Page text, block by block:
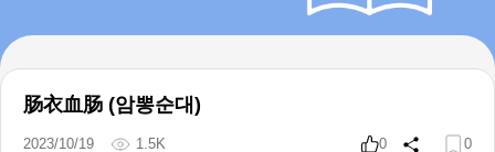
肠衣血肠 (암뽕순대)
2023/10/19 1.5K 0 0